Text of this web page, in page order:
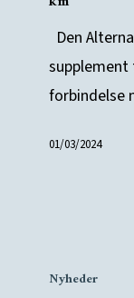
Den
supplement
forbindelse
01/03/2024
2022-Nyheder